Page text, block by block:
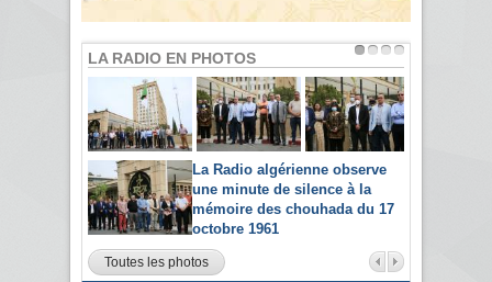
LA RADIO EN PHOTOS
La Radio algérienne observe
une minute de silence à la
mémoire des chouhada du 17
octobre 1961
Toutes les photos